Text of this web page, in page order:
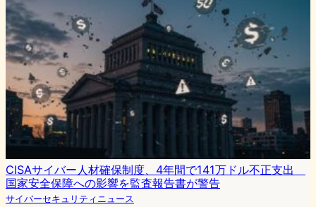
CISAサイバー人材確保制度、4年間で141万ドル不正支出
国家安全保障への影響を監査報告書が警告
サイバーセキュリティニュース